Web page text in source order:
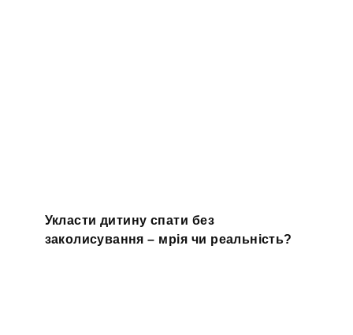
Укласти дитину спати без
заколисування – мрія чи реальність?